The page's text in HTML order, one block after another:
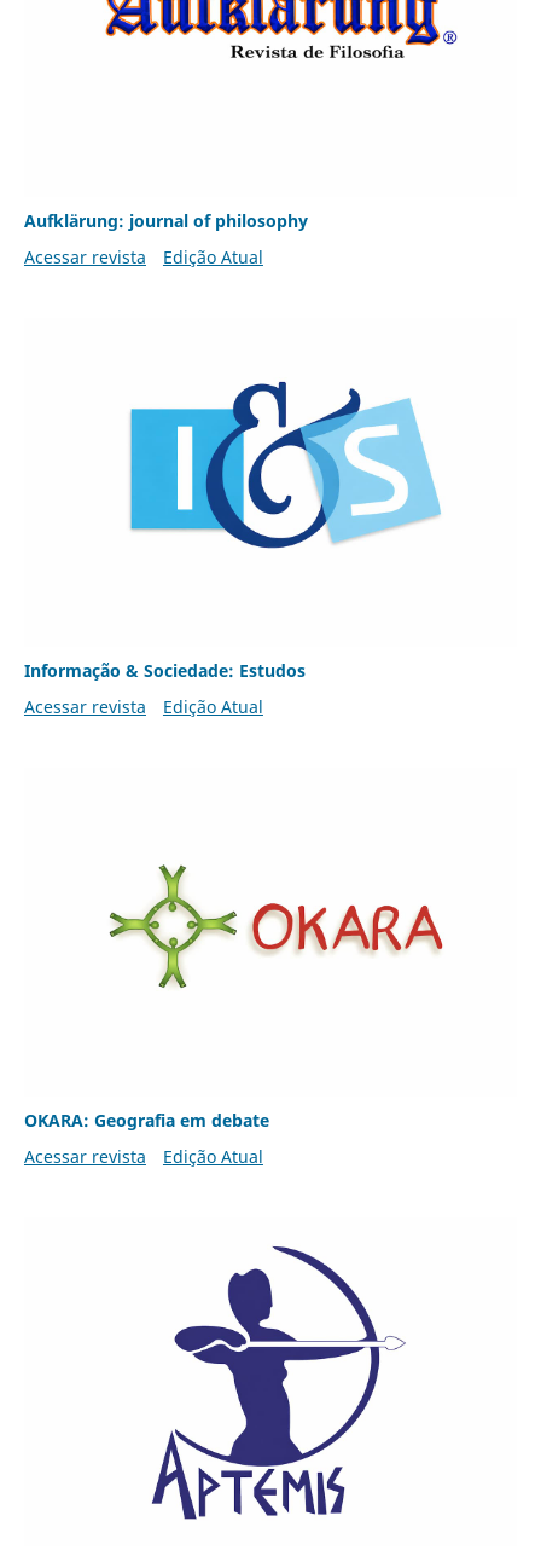
Aufklärung: journal of philosophy
Acessar revista
Edição Atual
Informação & Sociedade: Estudos
Acessar revista
Edição Atual
OKARA: Geografia em debate
Acessar revista
Edição Atual